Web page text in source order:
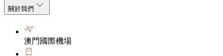
關於我們
澳門國際機場